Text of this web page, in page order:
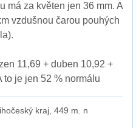
má za květen jen 36 mm. A
vzdušnou čarou pouhých
11,69 + duben 10,92 +
to je jen 52 % normálu
kraj, 449 m. n